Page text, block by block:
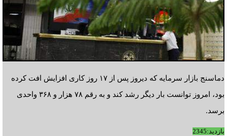
دماسنج بازار سرمایه که دیروز پس از ۱۷ روز کاری افزایش افت کرده
بود، امروز توانست بار دیگر رشد کند و به رقم ۷۸ هزار و ۳۶۸ واحدی
برسد.
بازدید:2345